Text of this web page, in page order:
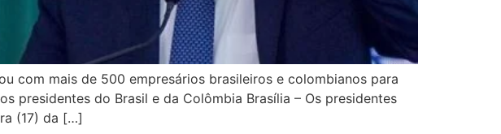
com mais de 500 empresários brasileiros e colombianos para
presidentes do Brasil e da Colômbia Brasília – Os presidentes
(17) da […]